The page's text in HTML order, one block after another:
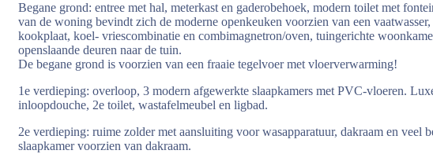
Begane grond: entree met hal, meterkast en gaderobehoek, modern toilet met
van de woning bevindt zich de moderne openkeuken voorzien van een
kookplaat, koel- vriescombinatie en combimagnetron/oven, tuingerichte
openslaande deuren naar de tuin.
De begane grond is voorzien van een fraaie tegelvoer met vloerverwarming!
1e verdieping: overloop, 3 modern afgewerkte slaapkamers met PVC-vloeren.
inloopdouche, 2e toilet, wastafelmeubel en ligbad.
2e verdieping: ruime zolder met aansluiting voor wasapparatuur, dakraam en veel
slaapkamer voorzien van dakraam.